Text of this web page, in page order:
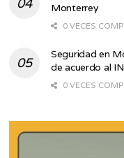
Monterrey
0 VECES
Seguridad en
de acuerdo al
0 VECES